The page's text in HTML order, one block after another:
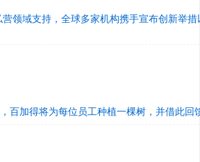
领域支持，全球多家机构携手宣布创新举
百加得将为每位员工种植一棵树，并借此回